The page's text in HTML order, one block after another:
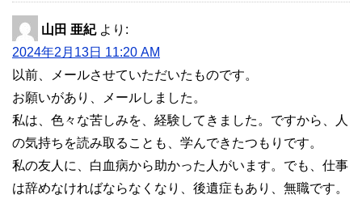
山田 亜紀 より:
2024年2月13日 11:20 AM
以前、メールさせていただいたものです。
お願いがあり、メールしました。
私は、色々な苦しみを、経験してきました。ですから、人
の気持ちを読み取ることも、学んできたつもりです。
私の友人に、白血病から助かった人がいます。でも、仕事
は辞めなければならなくなり、後遺症もあり、無職です。